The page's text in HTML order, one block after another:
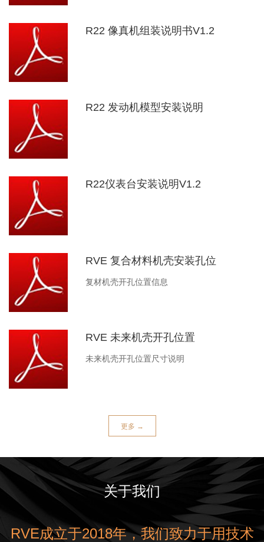
R22 像真机组装说明书V1.2
R22 发动机模型安装说明
R22仪表台安装说明V1.2
RVE 复合材料机壳安装孔位
复材机壳开孔位置信息
RVE 未来机壳开孔位置
未来机壳开孔位置尺寸说明
更多 →
关于我们
RVE成立于2018年，我们致力于用技术